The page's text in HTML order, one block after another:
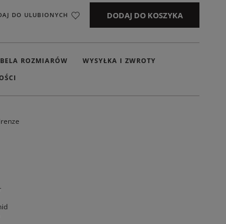
DODAJ DO KOSZYKA
DO ULUBIONYCH
ROZMIARÓW
WYSYŁKA I ZWROTY